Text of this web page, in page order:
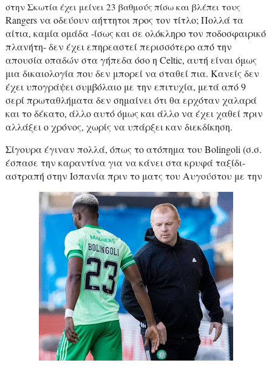
στην Σκωτία έχει μείνει 23 βαθμούς πίσω και βλέπει τους
Rangersνα οδεύουν αήττητοι προς τον τίτλο; Πολλά τα
αίτια, καμία ομάδα -ίσως και σε ολόκληρο τον ποδοσφαιρικό
πλανήτη- δεν έχει επηρεαστεί περισσότερο από την
απουσία οπαδών στα γήπεδα όσο η Celtic, αυτή είναι όμως
μια δικαιολογία που δεν μπορεί να σταθεί πια. Κανείς δεν
έχει υπογράψει συμβόλαιο με την επιτυχία, μετά από 9
σερί πρωταθλήματα δεν σημαίνει ότι θα ερχόταν χαλαρά
και το δέκατο, άλλο αυτό όμως και άλλο να έχει χαθεί πριν
αλλάξει ο χρόνος, χωρίς να υπάρξει καν διεκδίκηση.
Σίγουρα έγιναν πολλά, όπως το ατόπημα τουBolingoli (σ.σ.
έσπασε την καραντίνα για να κάνει στα κρυφά ταξίδι-
αστραπή στην Ισπανία πριν το ματς του Αυγούστου με την